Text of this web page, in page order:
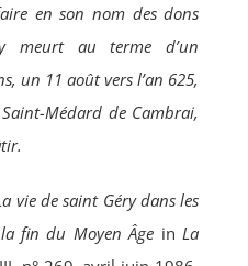
en son nom des dons
meurt au terme d’un
un 11 août vers l’an 625,
Médard de Cambrai,
vie de saint Géry dans les
la fin du MoyenÂge inLa